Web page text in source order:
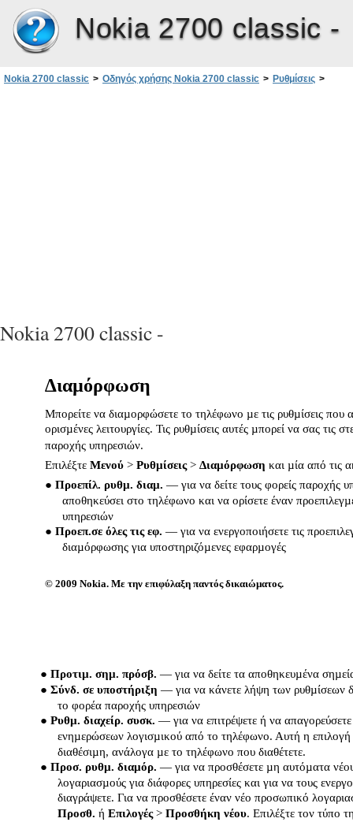
Nokia 2700 classic -
Nokia 2700 classic > Οδηγός χρήσης Nokia 2700 classic > Ρυθμίσεις >
Nokia 2700 classic -
∆ιαµόρφωση
Μπορείτε να διαµορφώσετε το τηλέφωνο µε τις ρυθµίσεις που
ορισµένες λειτουργίες. Τις ρυθµίσεις αυτές µπορεί να σας τις
παροχής υπηρεσιών.
Επιλέξτε Μενού > Ρυθµίσεις> ∆ιαµόρφωση και µία από τις
● Προεπίλ. ρυθµ. διαµ. — για να δείτε τους φορείς παροχής
αποθηκεύσει στο τηλέφωνο και να ορίσετε έναν
υπηρεσιών
● Προεπ.σε όλες τις εφ. — για να ενεργοποιήσετε τις
διαµόρφωσης για υποστηριζόµενες εφαρµογές
© 2009 Nokia. Με την επιφύλαξη παντός δικαιώµατος.
● Προτιµ. σηµ. πρόσβ. — για να δείτε τα αποθηκευµένα
● Σύνδ. σε υποστήριξη — για να κάνετε λήψη των ρυθµίσεων
το φορέα παροχής υπηρεσιών
● Ρυθµ. διαχείρ. συσκ. — για να επιτρέψετε ή να
ενηµερώσεων λογισµικού από το τηλέφωνο. Αυτή η επιλογή
διαθέσιµη, ανάλογα µε το τηλέφωνο που διαθέτετε.
● Προσ. ρυθµ. διαµόρ. — για να προσθέσετε µη αυτόµατα
λογαριασµούς για διάφορες υπηρεσίες και για να τους
διαγράψετε. Για να προσθέσετε έναν νέο προσωπικό
Προσθ. ή Επιλογές> Προσθήκη νέου. Επιλέξτε τον τύπο